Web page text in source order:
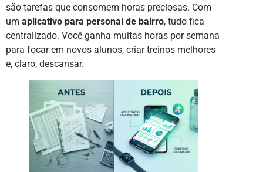
são tarefas que consomem horas preciosas. Com
um aplicativo para personal de bairro, tudo fica
centralizado. Você ganha muitas horas por semana
para focar em novos alunos, criar treinos melhores
e, claro, descansar.